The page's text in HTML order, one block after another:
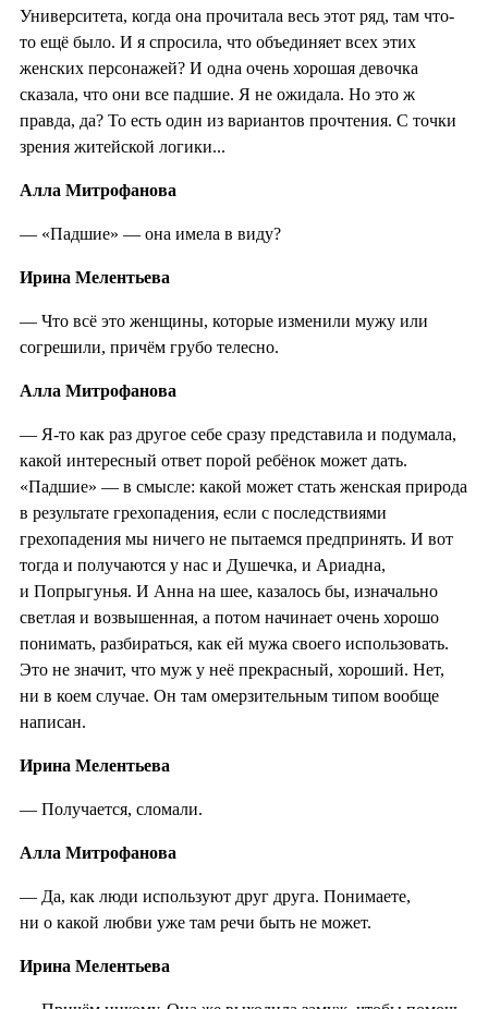
Университета, когда она прочитала весь этот ряд, там что-
то ещё было. И я спросила, что объединяет всех этих
женских персонажей? И одна очень хорошая девочка
сказала, что они все падшие. Я не ожидала. Но это ж
правда, да? То есть один из вариантов прочтения. С точки
зрения житейской логики...
Алла Митрофанова
— «Падшие» — она имела в виду?
Ирина Мелентьева
— Что всё это женщины, которые изменили мужу или
согрешили, причём грубо телесно.
Алла Митрофанова
— Я-то как раз другое себе сразу представила и подумала,
какой интересный ответ порой ребёнок может дать.
«Падшие» — в смысле: какой может стать женская природа
в результате грехопадения, если с последствиями
грехопадения мы ничего не пытаемся предпринять. И вот
тогда и получаются у нас и Душечка, и Ариадна,
и Попрыгунья. И Анна на шее, казалось бы, изначально
светлая и возвышенная, а потом начинает очень хорошо
понимать, разбираться, как ей мужа своего использовать.
Это не значит, что муж у неё прекрасный, хороший. Нет,
ни в коем случае. Он там омерзительным типом вообще
написан.
Ирина Мелентьева
— Получается, сломали.
Алла Митрофанова
— Да, как люди используют друг друга. Понимаете,
ни о какой любви уже там речи быть не может.
Ирина Мелентьева